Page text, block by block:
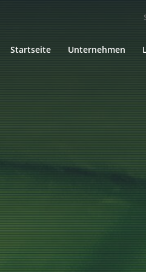
Startseite Unternehmen